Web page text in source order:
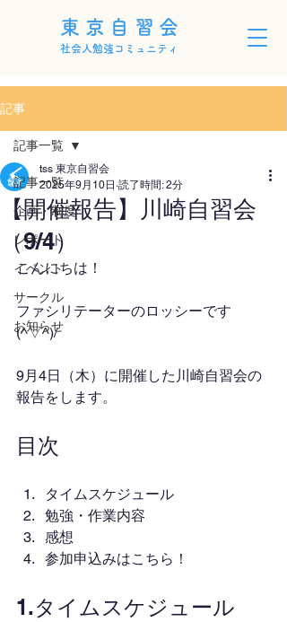
東京自習会
社会人勉強コミュニティ
記事
記事一覧
企画・制度
レポート
イベント
サークル
お知らせ
記事一覧
【開催報告】川崎自習会
（9/4）
tss 東京自習会
2025年9月10日 読了時間: 2分
こんにちは！
ファシリテーターのロッシーです
(^▽^)/
9月4日（木）に開催した川崎自習会の
報告をします。
目次
タイムスケジュール
勉強・作業内容
感想
参加申込みはこちら！
1.タイムスケジュール